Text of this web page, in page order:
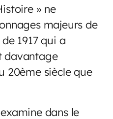
» ne
majeurs de
1917 qui a
davantage
20ème siècle que
dans le